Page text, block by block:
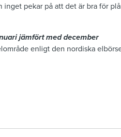
inget pekar på att det är bra för
jämfört med december
enligt den nordiska